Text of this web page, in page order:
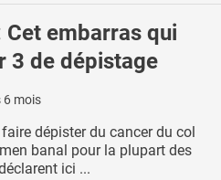
Cet embarras qui
3 de dépistage
6 mois
dépister du cancer du col
banal pour la plupart des
ici ...